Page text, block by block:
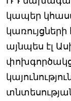
կապեր
այնպես էլ